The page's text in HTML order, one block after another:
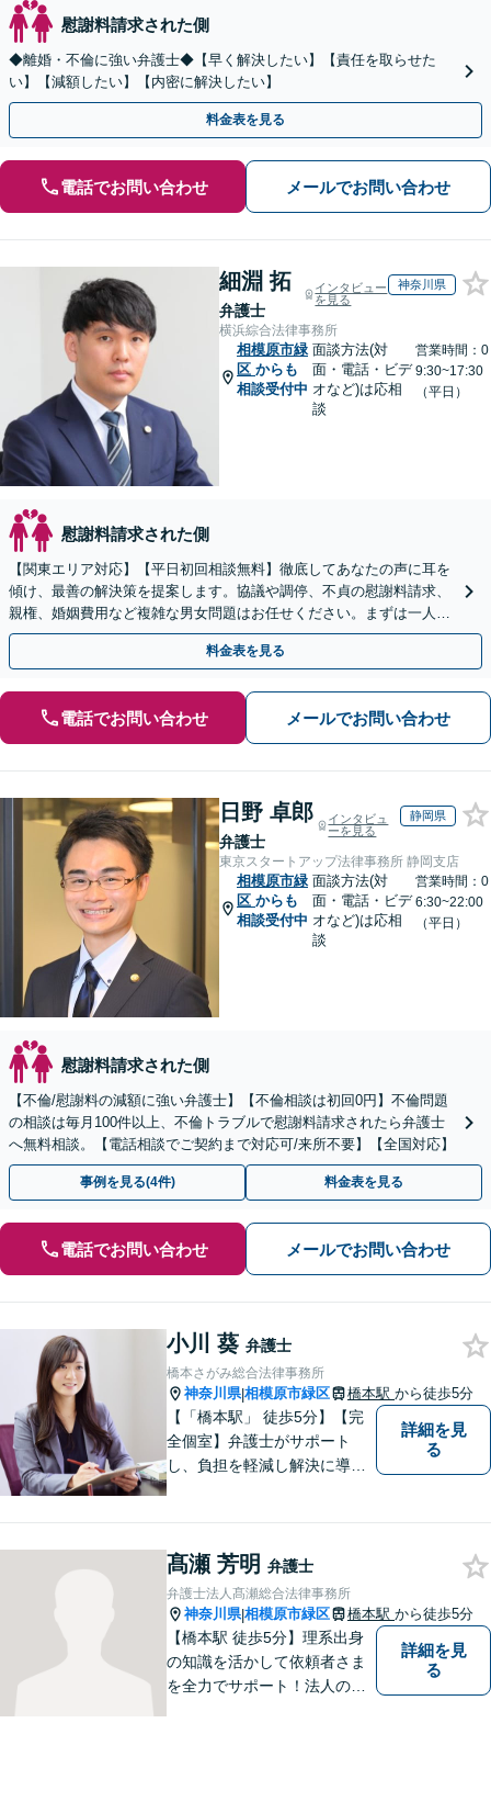
慰謝料請求された側
◆離婚・不倫に強い弁護士◆【早く解決したい】【責任を取らせた
い】【減額したい】【内密に解決したい】
料金表を見る
電話でお問い合わせ メールでお問い合わせ
細淵 拓
弁護士
インタビュー
を見る
神奈川県
横浜綜合法律事務所
相模原市緑
区 からも
相談受付中
面談方法(対
面・電話・ビデ
オなど)は応相
談
営業時間：0
9:30~17:30
（平日）
慰謝料請求された側
【関東エリア対応】【平日初回相談無料】徹底してあなたの声に耳を
傾け、最善の解決策を提案します。協議や調停、不貞の慰謝料請求、
親権、婚姻費用など複雑な男女問題はお任せください。まずは一人で
抱え込まずお話しください。
料金表を見る
電話でお問い合わせ メールでお問い合わせ
日野 卓郎
弁護士
インタビュ
ーを見る
静岡県
東京スタートアップ法律事務所 静岡支店
相模原市緑
区 からも
相談受付中
面談方法(対
面・電話・ビデ
オなど)は応相
談
営業時間：0
6:30~22:00
（平日）
慰謝料請求された側
【不倫/慰謝料の減額に強い弁護士】【不倫相談は初回0円】不倫問題
の相談は毎月100件以上、不倫トラブルで慰謝料請求されたら弁護士
へ無料相談。【電話相談でご契約まで対応可/来所不要】【全国対応】
事例を見る(4件) 料金表を見る
電話でお問い合わせ メールでお問い合わせ
小川 葵 弁護士
橋本さがみ総合法律事務所
神奈川県|相模原市緑区 橋本駅 から徒歩5分
【「橋本駅」 徒歩5分】【完
全個室】弁護士がサポート
し、負担を軽減し解決に導き
はご相談いただき、今後の進
め方を一緒に考えましょう。
【法テラス利用可】
詳細を見
る
髙瀬 芳明 弁護士
弁護士法人髙瀬総合法律事務所
神奈川県|相模原市緑区 橋本駅 から徒歩5分
【橋本駅 徒歩5分】理系出身
の知識を活かして依頼者さま
を全力でサポート！法人のお
詳細を見
る